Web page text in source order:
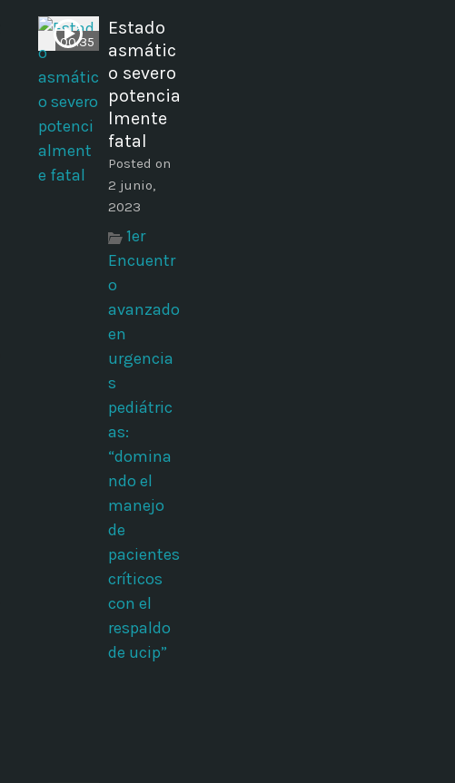
00:35
Estado
asmátic
o severo
potencia
lmente
fatal
Posted on
2 junio,
2023
1er
Encuentr
o
avanzado
en
urgencia
s
pediátric
as:
“domina
ndo el
manejo
de
pacientes
críticos
con el
respaldo
de ucip”